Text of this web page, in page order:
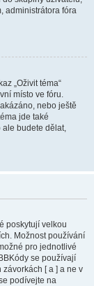
administrátora fóra
„Oživit téma“
místo ve fóru.
nebo ještě
jde také
ale budete dělat,
poskytují velkou
Možnost používání
pro jednotlivé
se používají
[ a ] a ne v
podívejte na